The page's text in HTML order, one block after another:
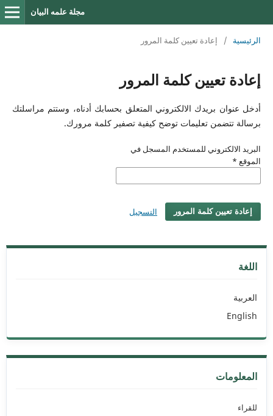
مجلة علمه البيان
الرئيسية / إعادة تعيين كلمة المرور
إعادة تعيين كلمة المرور
أدخل عنوان بريدك الالكتروني المتعلق بحسابك أدناه، وستتم مراسلتك
برسالة تتضمن تعليمات توضح كيفية تصفير كلمة مرورك.
البريد الالكتروني للمستخدم المسجل في
الموقع *
إعادة تعيين كلمة المرور التسجيل
اللغة
العربية
English
المعلومات
للقراء